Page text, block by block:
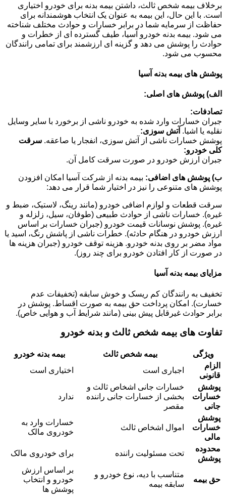
برخلاف بیمه شخص ثالث، داشتن بیمه بدنه برای خودرو اختیاری
است. با این حال، این بیمه به عنوان یک انتخاب هوشمندانه برای
حفاظت از سرمایه شما در برابر خسارات و حوادث مختلف شناخته
می شود. بیمه بدنه خودرو آسیا، طیف گسترده ای از خطرات و
حوادث را پوشش می دهد و گزینه ای ارزشمند برای تمامی رانندگان
محسوب می شود.
پوشش های بیمه بدنه آسیا
الف) پوشش های اصلی:
تصادفات:
جبران خسارات وارد شده به خودرو ناشی از برخورد با سایر وسایل
نقلیه یا اشیا. آتش سوزی:
پوشش خسارات ناشی از آتش سوزی، انفجار یا صاعقه. سرقت
کلی خودرو:
جبران ارزش خودرو در صورت سرقت کامل آن.
ب) پوشش های اضافی: بیمه بدنه از شرکت آسیا امکان افزودن
پوشش های متنوعی را نیز در اختیار شما قرار می دهد:
سرقت قطعات و لوازم اضافی خودرو (مانند رینگ، لاستیک، ضبط و
غیره). خسارات ناشی از حوادث طبیعی (طوفان، سیل، زلزله و
غیره). پوشش نوسانات قیمت خودرو (جبران خسارات بر اساس
ارزش خودرو در هنگام حادثه). خطرات ناشی از پاشش رنگ، اسید یا
مواد مضر بر روی بدنه خودرو. هزینه توقف خودرو (جبران هزینه ها
در صورت از کار افتادن خودرو برای چند روز).
مزایای بیمه بدنه آسیا
تخفیف به رانندگان کم ریسک و خوش سابقه (تخفیفات عدم
خسارت). امکان پرداخت حق بیمه به صورت اقساط. پوشش در
برابر حوادث غیرقابل پیش بینی (مانند شرایط آب و هوایی خاص).
تفاوت های بیمه شخص ثالث و بدنه خودرو
ویژگی بیمه شخص ثالث
بیمه بدنه خودرو
الزام
قانونی
اجباری است
اختیاری است
پوشش
خسارات
جانی
خسارات جانی اشخاص ثالث و
بخشی از خسارات جانی راننده
مقصر
ندارد
پوشش
خسارات
مالی
اموال اشخاص ثالث
خسارات وارد به
خودروی مالک
محدوده
پوشش
تحت مسئولیت راننده برای خودروی مالک
حق بیمه
متناسب با دیه، نوع خودرو و
سابقه بیمه
بر اساس ارزش
خودرو و انتخاب
پوشش ها